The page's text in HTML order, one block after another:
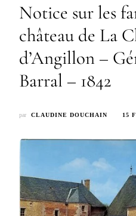
Notice sur les
château de La
d’Angillon –
Barral – 1842
par CLAUDINE DOUCHAIN 15